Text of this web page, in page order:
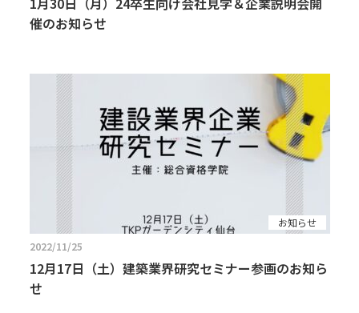
催のお知らせ
お知らせ
2022/11/25
12月17日（土）建築業界研究セミナー参画のお知ら
せ